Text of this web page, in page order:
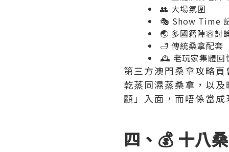
👥 大場氛圍
🎭 Show Time
🌏 多國籍陣容討
🛁 傳統桑拿配套
🕰️ 老玩家集體回
第三方澳門桑拿攻略
乾蒸同濕蒸桑拿，以
顧」入面，而唔係當
四、💰 十八